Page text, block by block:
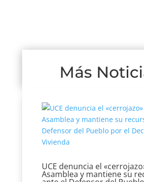
Más
UCE denuncia el
Asamblea y mantiene su